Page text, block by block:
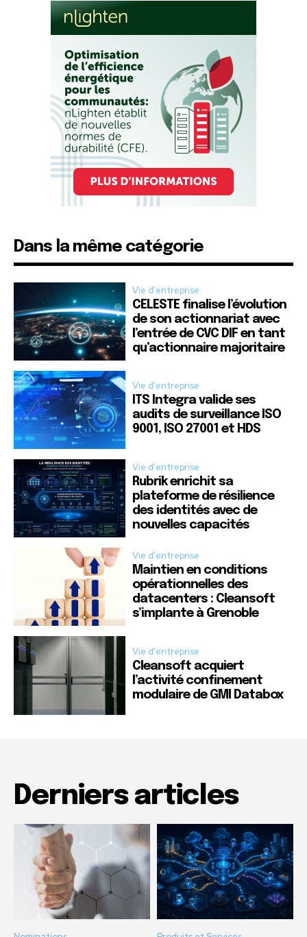
Dans la même catégorie
Vie d'entreprise
CELESTE finalise l’évolution
de son actionnariat avec
l’entrée de CVC DIF en tant
qu’actionnaire majoritaire
Vie d'entreprise
ITS Integra valide ses
audits de surveillance ISO
9001, ISO 27001 et HDS
Vie d'entreprise
Rubrik enrichit sa
plateforme de résilience
des identités avec de
nouvelles capacités
Vie d'entreprise
Maintien en conditions
opérationnelles des
datacenters : Cleansoft
s’implante à Grenoble
Vie d'entreprise
Cleansoft acquiert
l’activité confinement
modulaire de GMI Databox
Derniers articles